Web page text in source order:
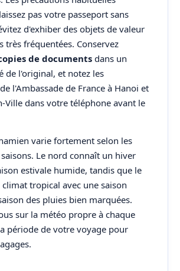
pas votre passeport sans
d'exhiber des objets de valeur
très fréquentées. Conservez
de documents dans un
de l'original, et notez les
l'Ambassade de France à Hanoi et
Ville dans votre téléphone avant le
varie fortement selon les
Le nord connaît un hiver
estivale humide, tandis que le
tropical avec une saison
des pluies bien marquées.
sur la météo propre à chaque
période de votre voyage pour